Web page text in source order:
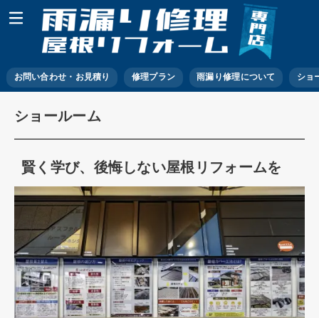
お問い合わせ・お見積り 修理プラン 雨漏り修理について ショ
ショールーム
賢く学び、後悔しない屋根リフォームを